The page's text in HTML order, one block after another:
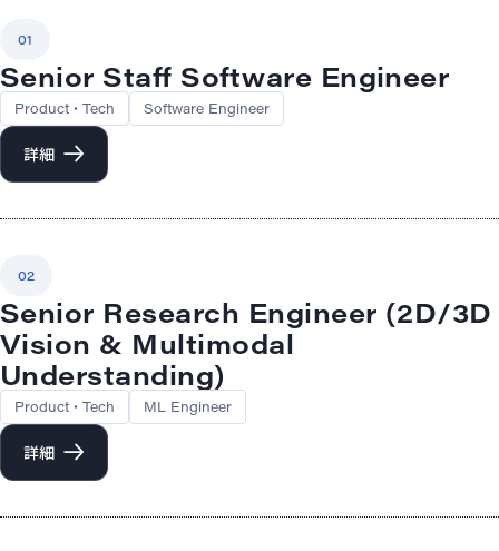
01
Senior Staff Software Engineer
Product・Tech Software Engineer
詳細
02
Senior Research Engineer (2D/3D
Vision & Multimodal
Understanding)
Product・Tech ML Engineer
詳細